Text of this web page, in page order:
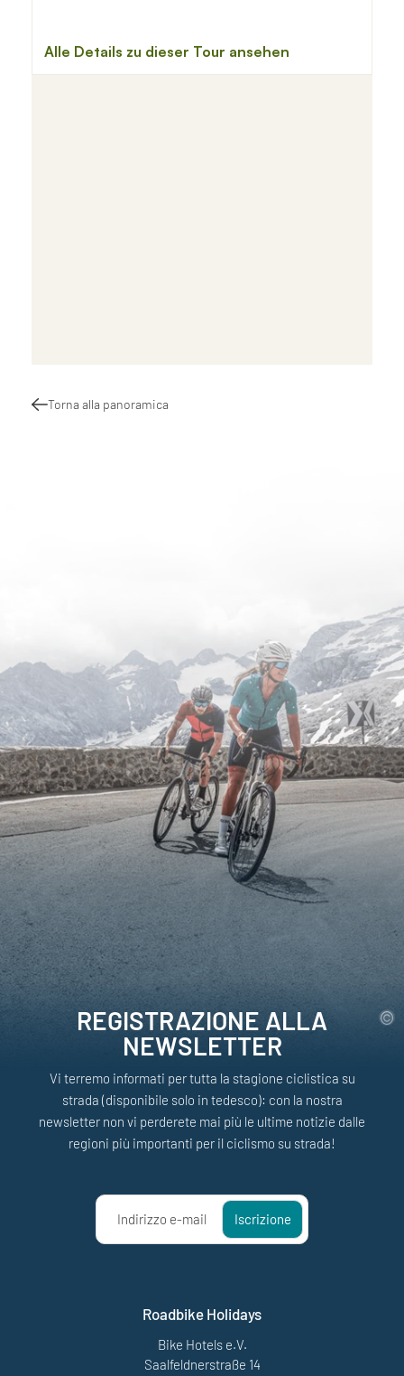
Torna alla panoramica
REGISTRAZIONE ALLA
NEWSLETTER
Vi terremo informati per tutta la stagione ciclistica su
strada (disponibile solo in tedesco): con la nostra
newsletter non vi perderete mai più le ultime notizie dalle
regioni più importanti per il ciclismo su strada!
Indirizzo e-mail Iscrizione
Roadbike Holidays
Bike Hotels e.V.
Saalfeldnerstraße 14